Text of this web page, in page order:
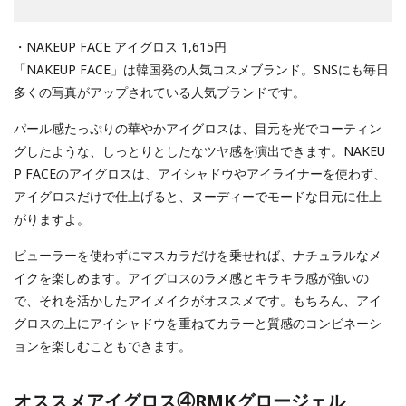
・NAKEUP FACE アイグロス 1,615円
「NAKEUP FACE」は韓国発の人気コスメブランド。SNSにも毎日
多くの写真がアップされている人気ブランドです。
パール感たっぷりの華やかアイグロスは、目元を光でコーティン
グしたような、しっとりとしたなツヤ感を演出できます。NAKEU
P FACEのアイグロスは、アイシャドウやアイライナーを使わず、
アイグロスだけで仕上げると、ヌーディーでモードな目元に仕上
がりますよ。
ビューラーを使わずにマスカラだけを乗せれば、ナチュラルなメ
イクを楽しめます。アイグロスのラメ感とキラキラ感が強いの
で、それを活かしたアイメイクがオススメです。もちろん、アイ
グロスの上にアイシャドウを重ねてカラーと質感のコンビネーシ
ョンを楽しむこともできます。